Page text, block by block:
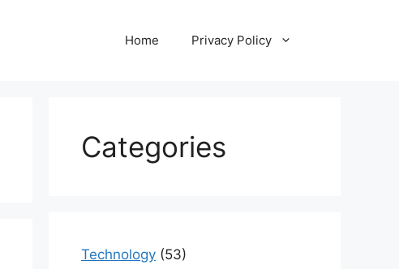
Home Privacy Policy
Categories
Technology (53)